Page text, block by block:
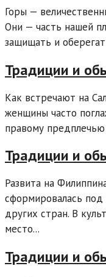
Горы —
Они — часть нашей
защищать и
Традиции и
Как встречают на
женщины часто
правому
Традиции и
Развита на
сформировалась
других стран. В
место...
Традиции и